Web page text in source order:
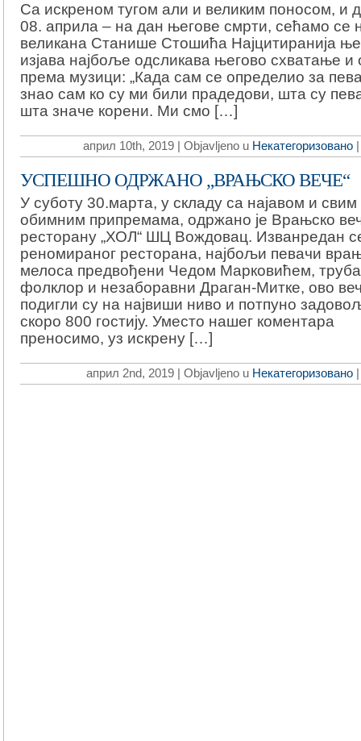
Са искреном тугом али и великим поносом, и
08. априла – на дан његове смрти, сећамо се
великана Станише Стошића Најцитиранија
изјава најбоље одсликава његово схватање и
према музици: „Када сам се определио за
знао сам ко су ми били прадедови, шта су
шта значе корени. Ми смо […]
април 10th, 2019 | Objavljeno u Некатегоризовано
УСПЕШНО ОДРЖАНО „ВРАЊСКО ВЕЧЕ“
У суботу 30.марта, у складу са најавом и свим
обимним припремама, одржано је Врањско
ресторану „ХОЛ“ ШЦ Вождовац. Изванредан
реномираног ресторана, најбољи певачи
мелоса предвођени Чедом Марковићем,
фолклор и незаборавни Драган-Митке, ово
подигли су на највиши ниво и потпуно
скоро 800 гостију. Уместо нашег коментара
преносимо, уз искрену […]
април 2nd, 2019 | Objavljeno u Некатегоризовано